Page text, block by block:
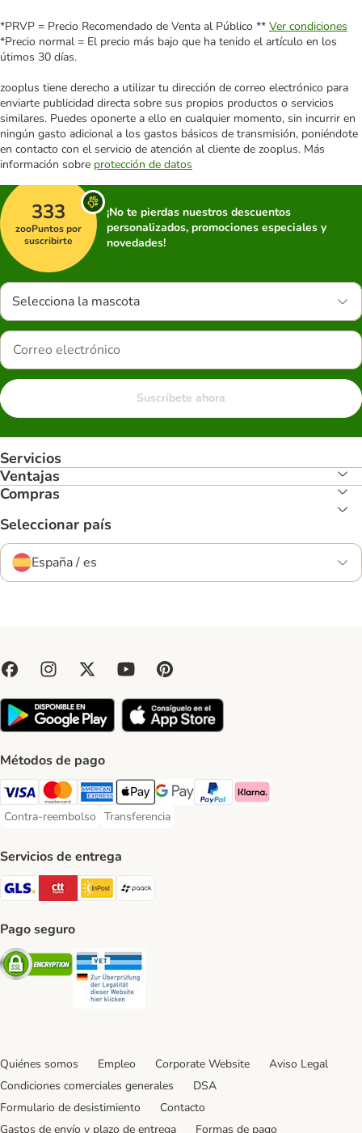
*PRVP = Precio Recomendado de Venta al Público ** Ver condiciones
*Precio normal = El precio más bajo que ha tenido el artículo en los
útimos 30 días.
zooplus tiene derecho a utilizar tu dirección de correo electrónico para
enviarte publicidad directa sobre sus propios productos o servicios
similares. Puedes oponerte a ello en cualquier momento, sin incurrir en
ningún gasto adicional a los gastos básicos de transmisión, poniéndote
en contacto con el servicio de atención al cliente de zooplus. Más
información sobre protección de datos
333
zooPuntos por
suscribirte
¡No te pierdas nuestros descuentos
personalizados, promociones especiales y
novedades!
Selecciona la mascota
Suscríbete ahora
Servicios
Ventajas
Compras
Seleccionar país
España / es
Métodos de pago
Visa Payment Method
Mastercard Payment Method
American Express Payment Method
Apple Pay Payment Method
Google Pay Payment Method
PayPal Payment Method
Klarna Payment Method
Contra-reembolso
Contra-reembolso Payment Method
Transferencia
Transferencia Payment Method
Servicios de entrega
GLS Shipping Method
CTTExpress Shipping Method
InPost Shipping Method
paack Shipping Method
Pago seguro
Security
Quiénes somos Empleo Corporate Website
Aviso Legal
Condiciones comerciales generales
DSA
Formulario de desistimiento
Contacto
Gastos de envío y plazo de entrega
Formas de pago